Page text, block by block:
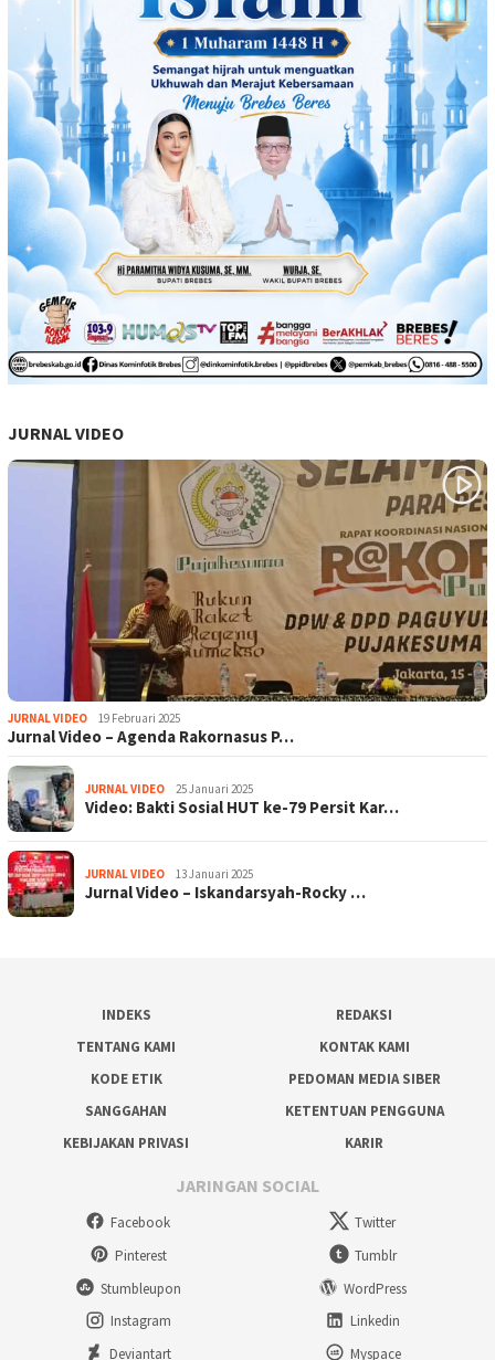
JURNAL VIDEO
JURNAL VIDEO 19 Februari 2025
Jurnal Video – Agenda Rakornasus P…
JURNAL VIDEO 25 Januari 2025
Video: Bakti Sosial HUT ke-79 Persit Kar…
JURNAL VIDEO 13 Januari 2025
Jurnal Video – Iskandarsyah-Rocky …
INDEKS
REDAKSI
TENTANG KAMI
KONTAK KAMI
KODE ETIK
PEDOMAN MEDIA SIBER
SANGGAHAN
KETENTUAN PENGGUNA
KEBIJAKAN PRIVASI
KARIR
JARINGAN SOCIAL
Facebook
Twitter
Pinterest
Tumblr
Stumbleupon
WordPress
Instagram
Linkedin
Deviantart
Myspace